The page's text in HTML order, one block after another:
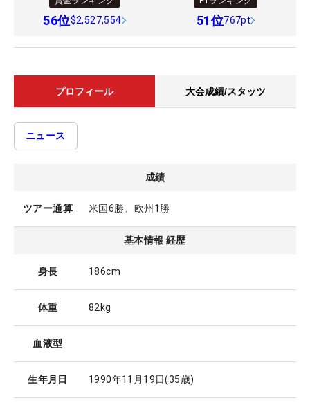
56位$2,527,554 51位767pt
プロフィール 大会成績/スタッツ
ニュース
成績
ツアー通算 米国6勝、欧州1勝
基本情報 経歴
身長 186cm
体重 82kg
血液型
生年月日 1990年11月19日(35歳)